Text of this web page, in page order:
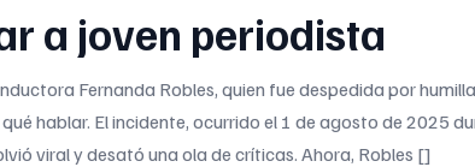
a joven periodista
Fernanda Robles, quien fue despedida por
hablar. El incidente, ocurrido el 1 de agosto de 2025
viral y desató una ola de críticas. Ahora, Robles []